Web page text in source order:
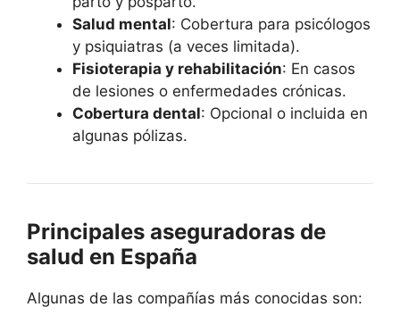
Salud mental: Cobertura para psicólogos
y psiquiatras (a veces limitada).
Fisioterapia y rehabilitación: En casos
de lesiones o enfermedades crónicas.
Cobertura dental: Opcional o incluida en
algunas pólizas.
Principales aseguradoras de
salud en España
Algunas de las compañías más conocidas son: